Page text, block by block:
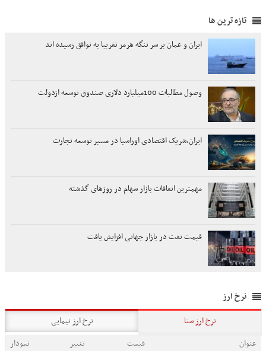
تازه ترین ها
ایران و عمان بر سر تنگه هرمز تقریبا به توافق رسیده اند
وصول مطالبات 100میلیارد دلاری صندوق توسعه ازدولت
ایران،شریک اقتصادی اوراسیا در مسیر توسعه تجارت
مهمترین اتفاقات بازار سهام در روزهای گذشته
قیمت نفت در بازار جهانی افزایش یافت
نرخ ارز
نرخ ارز سنا
نرخ ارز نیمایی
عنوان
قیمت تغییر
نمودار